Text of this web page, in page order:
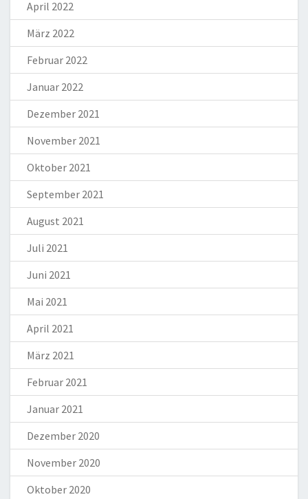
April 2022
März 2022
Februar 2022
Januar 2022
Dezember 2021
November 2021
Oktober 2021
September 2021
August 2021
Juli 2021
Juni 2021
Mai 2021
April 2021
März 2021
Februar 2021
Januar 2021
Dezember 2020
November 2020
Oktober 2020